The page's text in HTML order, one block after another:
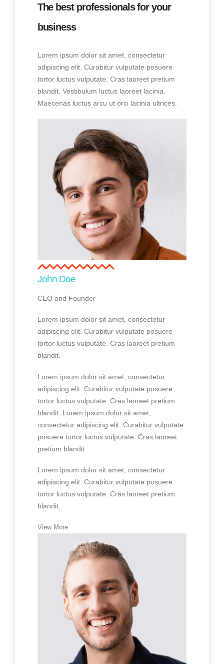
The best professionals for your
business
Lorem ipsum dolor sit amet, consectetur
adipiscing elit. Curabitur vulputate posuere
tortor luctus vulputate. Cras laoreet pretium
blandit. Vestibulum luctus laoreet lacinia.
Maecenas luctus arcu ut orci lacinia ultrices.
John Doe
CEO and Founder
Lorem ipsum dolor sit amet, consectetur
adipiscing elit. Curabitur vulputate posuere
tortor luctus vulputate. Cras laoreet pretium
blandit.
Lorem ipsum dolor sit amet, consectetur
adipiscing elit. Curabitur vulputate posuere
tortor luctus vulputate. Cras laoreet pretium
blandit. Lorem ipsum dolor sit amet,
consectetur adipiscing elit. Curabitur vulputate
posuere tortor luctus vulputate. Cras laoreet
pretium blandit.
Lorem ipsum dolor sit amet, consectetur
adipiscing elit. Curabitur vulputate posuere
tortor luctus vulputate. Cras laoreet pretium
blandit.
View More